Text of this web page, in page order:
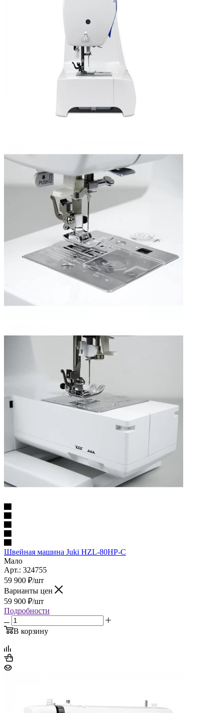
Швейная машина Juki HZL-80HP-C
Мало
Арт.: 324755
59 900 ₽/шт
Варианты цен
59 900 ₽/шт
Подробности
В корзину